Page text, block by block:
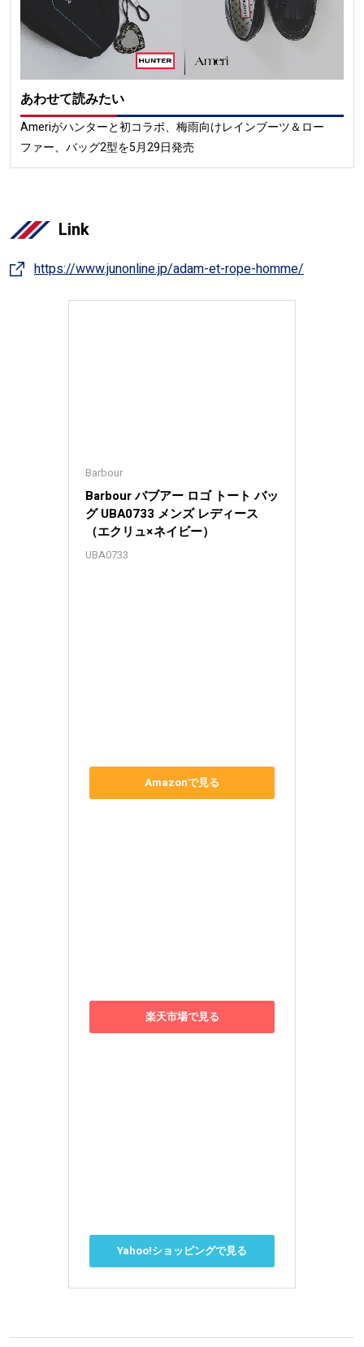
あわせて読みたい
Ameriがハンターと初コラボ、梅雨向けレインブーツ＆ロー
ファー、バッグ2型を5月29日発売
Link
https://www.junonline.jp/adam-et-rope-homme/
Barbour
Barbour バブアー ロゴ トート バッ
グ UBA0733 メンズ レディース
（エクリュ×ネイビー）
UBA0733
Amazonで見る
楽天市場で見る
Yahoo!ショッピングで見る